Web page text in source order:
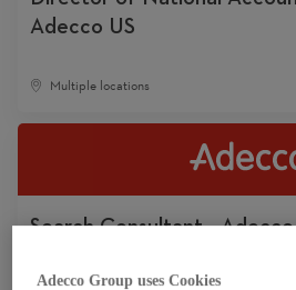
Adecco US
Multiple locations
Search Consultant -
Adecco Group uses Cookies